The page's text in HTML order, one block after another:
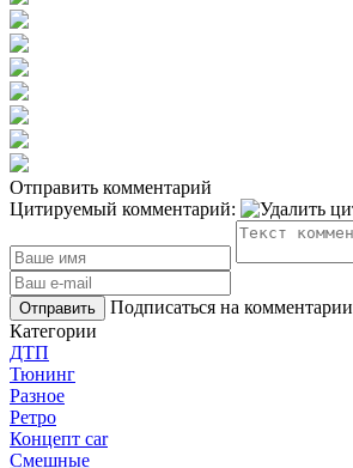
Отправить комментарий
Цитируемый комментарий:
Отправить
Подписаться на комментарии
Категории
ДТП
Тюнинг
Разное
Ретро
Концепт car
Смешные